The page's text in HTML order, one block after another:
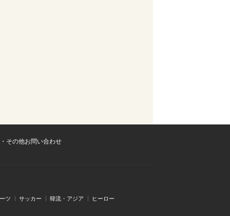
その他お問い合わせ
ツ サッカー 韓流・アジア ヒーロー